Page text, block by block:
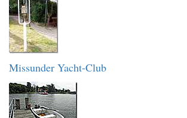
Missunder Yacht-Club